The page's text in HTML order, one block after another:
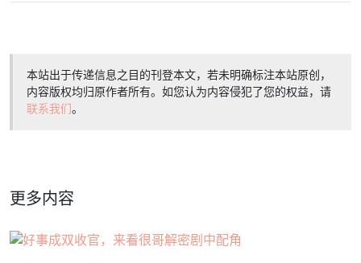
本站出于传递信息之目的刊登本文，若未明确标注本站原创，
内容版权均归原作者所有。如您认为内容侵犯了您的权益，请
联系我们。
更多内容